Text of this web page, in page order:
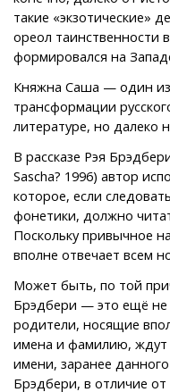
такие «экзотические»
ореол таинственности
формировался на
Княжна Саша — один
трансформации
литературе, но далеко
В рассказе Рэя
Sascha? 1996) автор
которое, если
фонетики, должно
Поскольку привычное
вполне отвечает всем
Может быть, по той
Брэдбери — это ещё не
родители, носящие
имена и фамилию,
имени, заранее
Брэдбери, в отличие